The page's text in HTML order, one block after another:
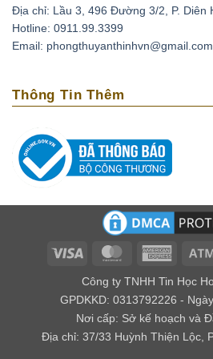
Thạch anh tím có thể xoa dịu
căng thẳng, stress bằng cách
ra loại đá này còn có tác dụng
mạch máu não.
từ tiếng Hy lạp là amethytos, nó
Vì vậy người xưa thường dùng
độc rượu và các loại chất độc
này trong nguồn nước uống,
là chúng mang lại năng lượng
Về mặt tâm linh
Theo kinh Vê Đa của Ấn Độ,
anh tím có khả năng giúp kiểm
dịu âu lo, làm cho con người có
Đối với các nhà trường sinh học
Địa chỉ: Lầu 3, 496 Đường 3/2, P. Diên
Hotline: 0911.99.3399
Email: phongthuyanthinhvn@gmail.com
Thông Tin Thêm
Visa MasterCard
Công ty TNHH Tin Học
GPDKKD: 0313792226 -
Nơi cấp: Sở kế hoạch và
Địa chỉ: 37/33 Huỳnh Thiện Lộc,